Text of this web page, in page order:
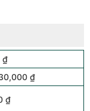
₫
₫
₫